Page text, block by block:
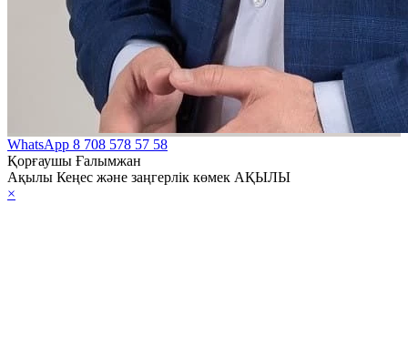
WhatsApp 8 708 578 57 58
Қорғаушы Ғалымжан
Ақылы Кеңес және заңгерлік көмек АҚЫЛЫ
×